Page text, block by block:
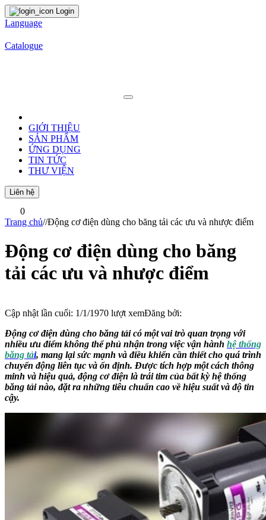
Login
Language
Catalogue
GIỚI THIỆU
SẢN PHẨM
ỨNG DỤNG
TIN TỨC
THƯ VIỆN
Liên hệ
0
Trang chủ//Động cơ điện dùng cho băng tải các ưu và nhược điểm
Động cơ điện dùng cho băng
tải các ưu và nhược điểm
Cập nhật lần cuối: 1/1/1970 lượt xemĐăng bởi:
Động cơ điện dùng cho băng tải có một vai trò quan trọng với
nhiều ưu điểm không thể phủ nhận trong việc vận hành hệ thống
băng tải, mang lại sức mạnh và điều khiển cần thiết cho quá trình
chuyển động liên tục và ổn định. Được tích hợp một cách thông
minh và hiệu quả, động cơ điện là trái tim của bất kỳ hệ thống
băng tải nào, đặt ra những tiêu chuẩn cao về hiệu suất và độ tin
cậy.